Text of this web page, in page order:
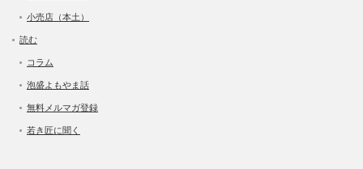
小売店（本土）
読む
コラム
泡盛よもやま話
無料メルマガ登録
若き匠に聞く